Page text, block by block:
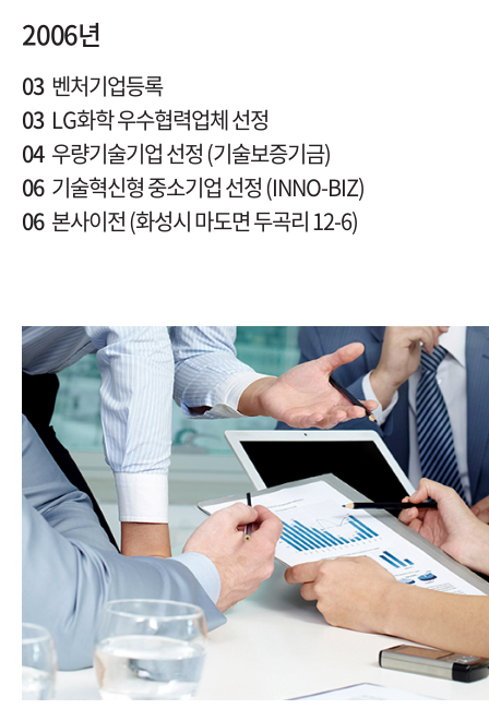
2006년
03 벤처기업등록
03 LG화학 우수협력업체 선정
04 우량기술기업 선정 (기술보증기금)
06 기술혁신형 중소기업 선정 (INNO-BIZ)
06 본사이전 (화성시 마도면 두곡리 12-6)